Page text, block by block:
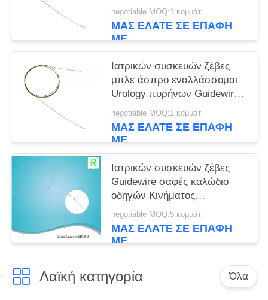
ενδοσκοπίων Guidewire
negotiable MOQ:1 κομμάτι
ΜΑΣ ΕΛΆΤΕ ΣΕ ΕΠΑΦΉ
ΜΕ
Ιατρικών συσκευών ζέβες
μπλε άσπρο εναλλάσσομαι
Urology πυρήνων Guidewire
Nitinol εσωτερικό
negotiable MOQ:1 κομμάτι
ΜΑΣ ΕΛΆΤΕ ΣΕ ΕΠΑΦΉ
ΜΕ
Ιατρικών συσκευών ζέβες
Guidewire σαφές καλώδιο
οδηγών Κινήματος
ανιχνευμένο ακτίνα X
negotiable MOQ:5 κομμάτι
ΜΑΣ ΕΛΆΤΕ ΣΕ ΕΠΑΦΉ
ΜΕ
Λαϊκή κατηγορία Όλα